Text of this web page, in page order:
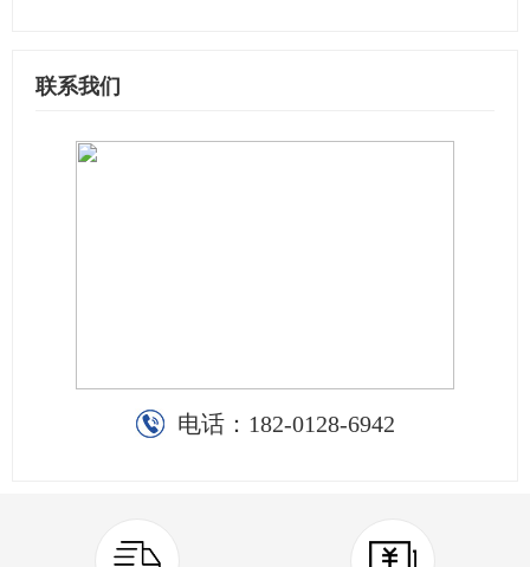
联系我们
电话： 182-0128-6942